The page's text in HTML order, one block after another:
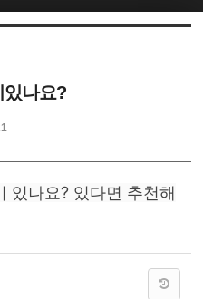
나요?
나요? 있다면 추천해
북5
치북5